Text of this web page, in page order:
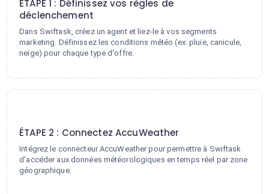
ÉTAPE 1 : Définissez vos règles de
déclenchement
Dans Swiftask, créez un agent et liez-le à vos segments
marketing. Définissez les conditions météo (ex: pluie, canicule,
neige) pour chaque type d'offre.
ÉTAPE 2 : Connectez AccuWeather
Intégrez le connecteur AccuWeather pour permettre à Swiftask
d'accéder aux données météorologiques en temps réel par zone
géographique.